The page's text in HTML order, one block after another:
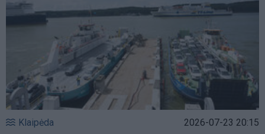
Klaipėda 2026-07-23 20:15